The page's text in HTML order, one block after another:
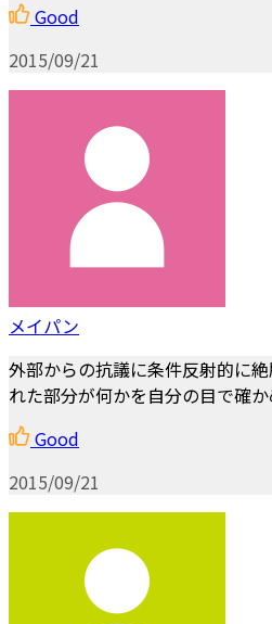
Good
2015/09/21
メイパン
外部からの抗議に条件反射的に
れた部分が何かを自分の目で確
Good
2015/09/21